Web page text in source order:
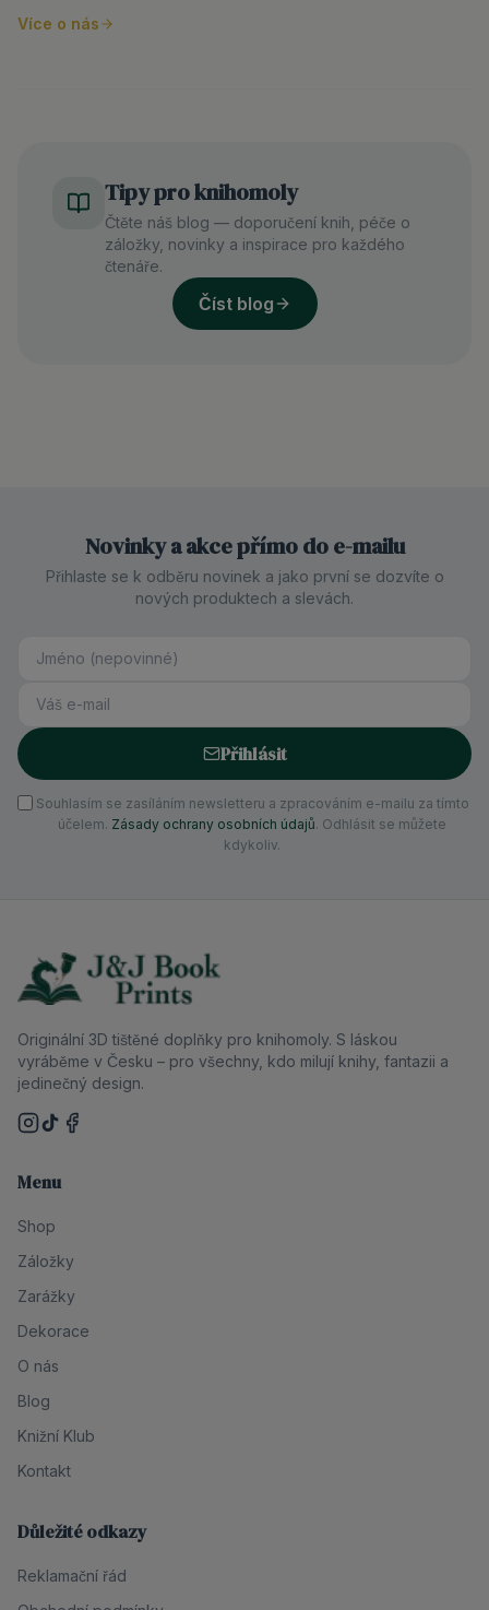
Více o nás
Tipy pro knihomoly
Čtěte náš blog — doporučení knih, péče o
záložky, novinky a inspirace pro každého
čtenáře.
Číst blog
Novinky a akce přímo do e-mailu
Přihlaste se k odběru novinek a jako první se dozvíte o
nových produktech a slevách.
Přihlásit
Souhlasím se zasíláním newsletteru a zpracováním e-mailu za tímto
účelem. Zásady ochrany osobních údajů. Odhlásit se můžete
kdykoliv.
Originální 3D tištěné doplňky pro knihomoly. S láskou
vyráběme v Česku – pro všechny, kdo milují knihy, fantazii a
jedinečný design.
Menu
Shop
Záložky
Zarážky
Dekorace
O nás
Blog
Knižní Klub
Kontakt
Důležité odkazy
Reklamační řád